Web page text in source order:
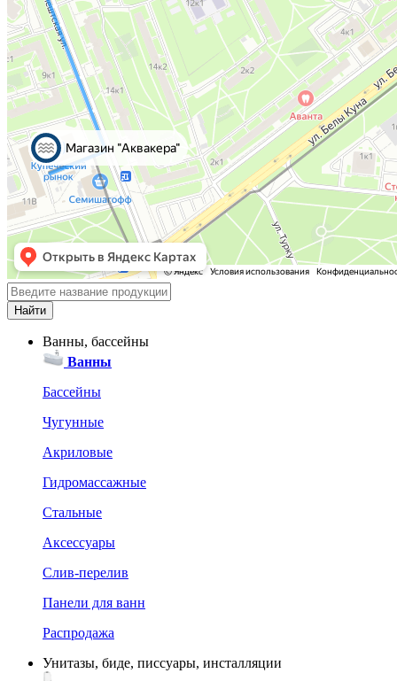
Ванны, бассейны
Ванны
Бассейны
Чугунные
Акриловые
Гидромассажные
Стальные
Аксессуары
Слив-перелив
Панели для ванн
Распродажа
Унитазы, биде, писсуары, инсталляции